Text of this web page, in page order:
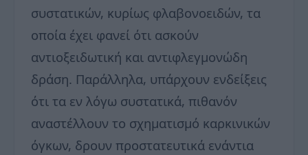
συστατικών, κυρίως φλαβονοειδών, τα
οποία έχει φανεί ότι ασκούν
αντιοξειδωτική και αντιφλεγμονώδη
δράση. Παράλληλα, υπάρχουν ενδείξεις
ότι τα εν λόγω συστατικά, πιθανόν
αναστέλλουν το σχηματισμό καρκινικών
όγκων, δρουν προστατευτικά ενάντια